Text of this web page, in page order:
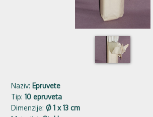
Naziv: Epruvete
Tip:10 epruveta
Dimenzije:Ø 1 x 13 cm